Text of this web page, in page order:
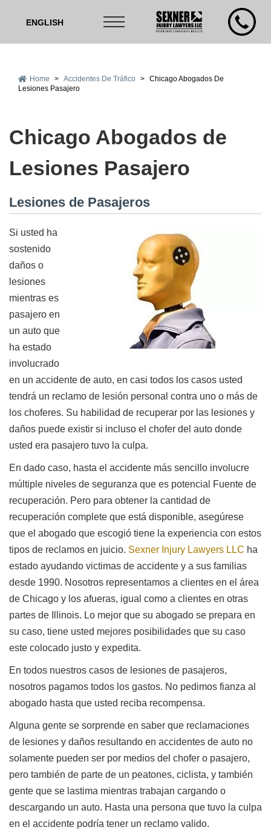
ENGLISH
Home > Accidentes De Tráfico > Chicago Abogados De
Lesiones Pasajero
Chicago Abogados de
Lesiones Pasajero
Lesiones de Pasajeros
Si usted ha
sostenido
daños o
lesiones
mientras es
pasajero en
un auto que
ha estado
involucrado
en un accidente de auto, en casi todos los casos usted
tendrá un reclamo de lesión personal contra uno o más de
los choferes. Su habilidad de recuperar por las lesiones y
daños puede existir si incluso el chofer del auto donde
usted era pasajero tuvo la culpa.
En dado caso, hasta el accidente más sencillo involucre
múltiple niveles de seguranza que es potencial Fuente de
recuperación. Pero para obtener la cantidad de
recuperación complete que está disponible, asegúrese
que el abogado que escogió tiene la experiencia con estos
tipos de reclamos en juicio. Sexner Injury Lawyers LLC ha
estado ayudando victimas de accidente y a sus familias
desde 1990. Nosotros representamos a clientes en el área
de Chicago y los afueras, igual como a clientes en otras
partes de Illinois. Lo mejor que su abogado se prepara en
su caso, tiene usted mejores posibilidades que su caso
este colocado justo y expedita.
En todos nuestros casos de lesiones de pasajeros,
nosotros pagamos todos los gastos. No pedimos fianza al
abogado hasta que usted reciba recompensa.
Alguna gente se sorprende en saber que reclamaciones
de lesiones y daños resultando en accidentes de auto no
solamente pueden ser por medios del chofer o pasajero,
pero también de parte de un peatones, ciclista, y también
gente que se lastima mientras trabajan cargando o
descargando un auto. Hasta una persona que tuvo la culpa
en el accidente podría tener un reclamo valido.